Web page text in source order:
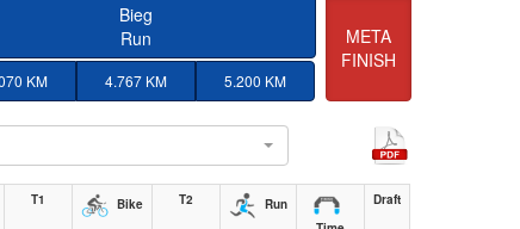
Bieg
Run
KM 4.767 KM 5.200 KM
META
FINISH
T1 Bike T2
Run
Draft